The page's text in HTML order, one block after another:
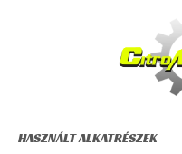
HASZNÁLT ALKATRÉSZEK